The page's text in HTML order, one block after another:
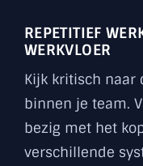
REPETITIEF
WERKVLOER
Kijk kritisch naar
binnen je team.
bezig met het
verschillende